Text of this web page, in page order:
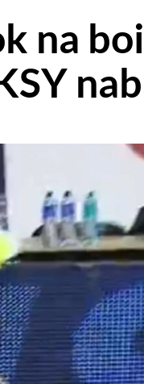
na